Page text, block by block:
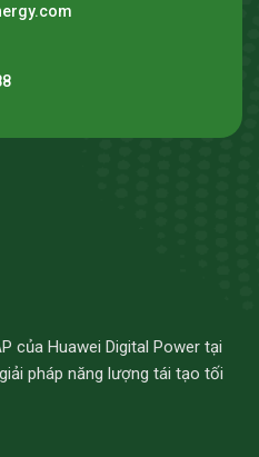
của Huawei Digital Power tại
pháp năng lượng tái tạo tối